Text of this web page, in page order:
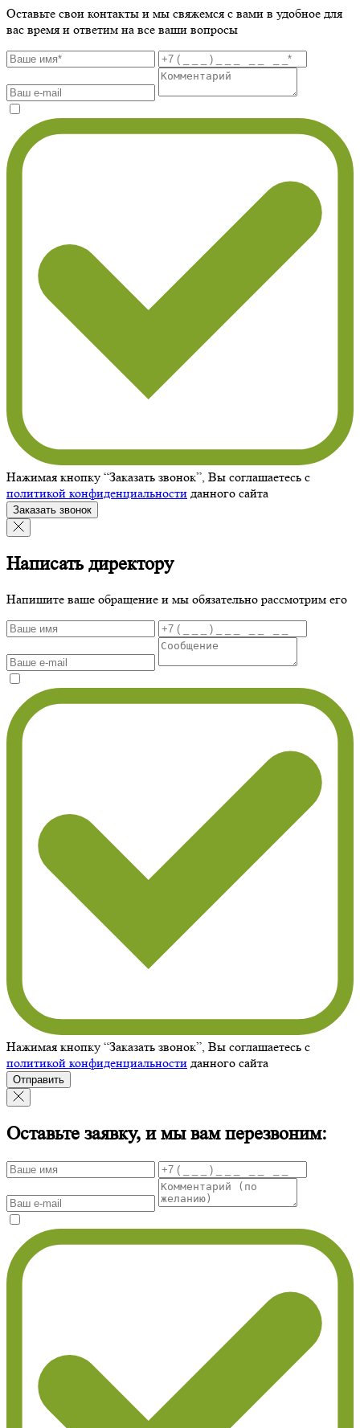
Оставьте свои контакты и мы свяжемся с вами в удобное для
вас время и ответим на все ваши вопросы
Нажимая кнопку “Заказать звонок”, Вы соглашаетесь с
политикой конфиденциальности данного сайта
Заказать звонок
Написать директору
Напишите ваше обращение и мы обязательно рассмотрим его
Нажимая кнопку “Заказать звонок”, Вы соглашаетесь с
политикой конфиденциальности данного сайта
Отправить
Оставьте заявку, и мы вам перезвоним: